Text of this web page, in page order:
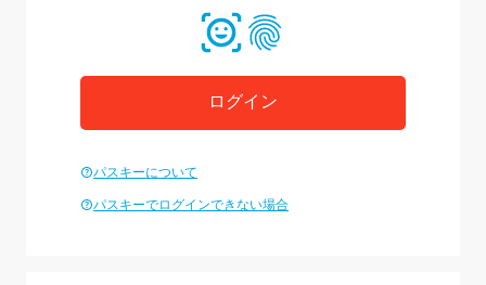
パスキーについて
パスキーでログインできない場合